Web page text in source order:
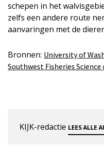
schepen in het
zelfs een andere route
aanvaringen met de
Bronnen: University of
Southwest Fisheries Science
KIJK-redactie LEES ALLE